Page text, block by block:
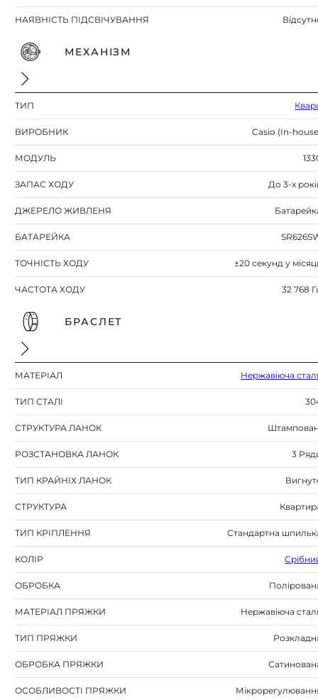
НАЯВНІСТЬ ПІДСВІЧУВАННЯ
МЕХАНІЗМ
ТИП
ВИРОБНИК Casio (In-
МОДУЛЬ
ЗАПАС ХОДУ До 3-х
ДЖЕРЕЛО ЖИВЛЕНЯ
БАТАРЕЙКА
ТОЧНІСТЬ ХОДУ ±20 секунд у
ЧАСТОТА ХОДУ 32 768
БРАСЛЕТ
МАТЕРІАЛ Нержавіюча
ТИП СТАЛІ
СТРУКТУРА ЛАНОК
РОЗСТАНОВКА ЛАНОК 3
ТИП КРАЙНІХ ЛАНОК
СТРУКТУРА
ТИП КРІПЛЕННЯ Стандартна
КОЛІР
ОБРОБКА
МАТЕРІАЛ ПРЯЖКИ Нержавіюча
ТИП ПРЯЖКИ
ОБРОБКА ПРЯЖКИ
ОСОБЛИВОСТІ ПРЯЖКИ